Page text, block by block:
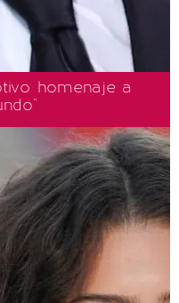
homenaje a